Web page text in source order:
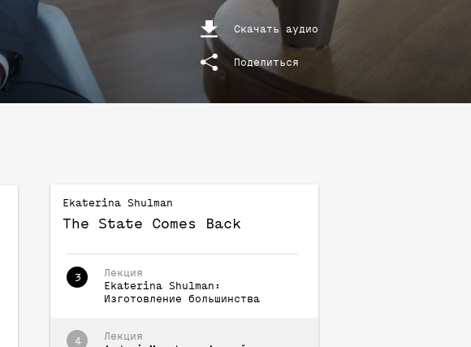
Скачать аудио
Поделиться
Ekaterina Shulman
The State Comes Back
3
Лекция
Ekaterina
Shulman :
Изготовление большинства
4
Лекция